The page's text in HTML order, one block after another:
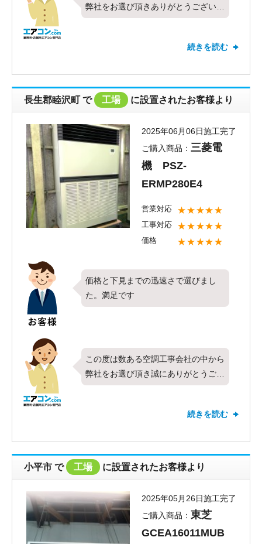
弊社をお選び頂きありがとうございま
した。今回は日立製業務用エアコンの
付けさせて頂きました。すべての項目
応や価格についてお褒めのお言葉も頂
戴し、ありがとうございます！これか
らも全てのお客様に最大限ご満足頂け
るよう社員一同努めて参りたいと思い
ます。新しくお取り付けしたエアコン
の調子はいかがでしょうか？これから
お使い頂く中で、何か気になることや
お困りごとがございましたらお気軽に
ご相談ください。またのご利用お待ち
しております。
続きを読む
長生郡睦沢町 で 工場 に設置されたお客様より
2025年06月06日施工完了
ご購入商品： 三菱電
機 PSZ-
ERMP280E4
営業対応 ★★★★★
工事対応 ★★★★★
価格 ★★★★★
価格と下見までの迅速さで選びまし
た。満足です
この度は数ある空調工事会社の中から
弊社をお選び頂き誠にありがとうござ
いました。今回は三菱電機製業務用エ
をお取り付けさせて頂きました。すべ
ます。新しくお取り付けしたエアコン
でこれからの季節も快適にお過ごし頂
ければ何よりです。弊社ではお取り付
けしたエアコンのメンテナンスやク
リーニングも受けた舞っております。
今後お使い頂く中で気になることやお
続きを読む
小平市 で 工場 に設置されたお客様より
2025年05月26日施工完了
ご購入商品： 東芝
GCEA16011MUB